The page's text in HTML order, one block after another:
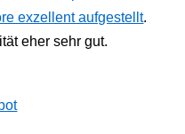
exzellent aufgestellt.
eher sehr gut.